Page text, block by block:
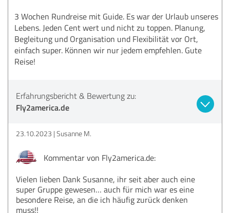
3 Wochen Rundreise mit Guide. Es war der Urlaub unseres
Lebens. Jeden Cent wert und nicht zu toppen. Planung,
Begleitung und Organisation und Flexibilität vor Ort,
einfach super. Können wir nur jedem empfehlen. Gute
Reise!
Erfahrungsbericht & Bewertung zu:
Fly2america.de
23.10.2023 Susanne M.
Kommentar von Fly2america.de:
Vielen lieben Dank Susanne, ihr seit aber auch eine
super Gruppe gewesen… auch für mich war es eine
besondere Reise, an die ich häufig zurück denken
muss!!